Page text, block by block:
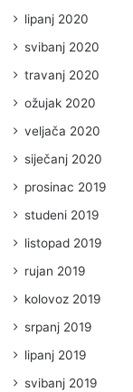
lipanj 2020
svibanj 2020
travanj 2020
ožujak 2020
veljača 2020
siječanj 2020
prosinac 2019
studeni 2019
listopad 2019
rujan 2019
kolovoz 2019
srpanj 2019
lipanj 2019
svibanj 2019